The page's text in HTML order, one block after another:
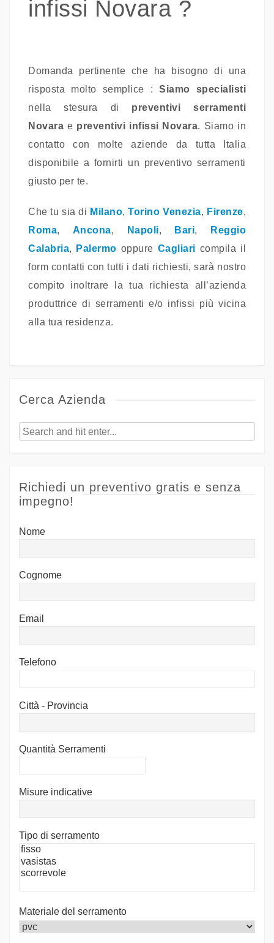
infissi Novara ?
Domanda pertinente che ha bisogno di una
risposta molto semplice : Siamo specialisti
nella stesura di preventivi serramenti
Novara e preventivi infissi Novara. Siamo in
contatto con molte aziende da tutta Italia
disponibile a fornirti un preventivo serramenti
giusto per te.
Che tu sia di Milano,Torino Venezia, Firenze,
Roma, Ancona, Napoli, Bari,
Reggio
Calabria, Palermo oppure Cagliari compila il
form contatti con tutti i dati richiesti, sarà nostro
compito inoltrare la tua richiesta all’azienda
produttrice di serramenti e/o infissi più vicina
alla tua residenza.
Cerca Azienda
Richiedi un preventivo gratis e senza
impegno!
Nome
Cognome
Email
Telefono
Città - Provincia
Quantità Serramenti
Misure indicative
Tipo di serramento
Materiale del serramento